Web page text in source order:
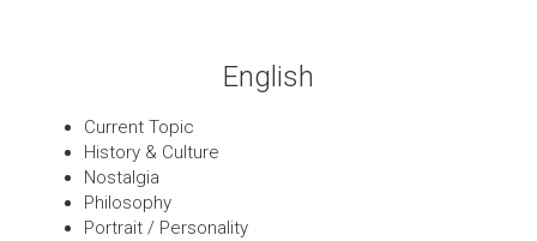
English
Current Topic
History & Culture
Nostalgia
Philosophy
Portrait / Personality